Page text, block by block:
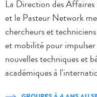
La Direction des
et le Pasteur Network
chercheurs et
et mobilité pour
nouvelles techniques et
académiques à